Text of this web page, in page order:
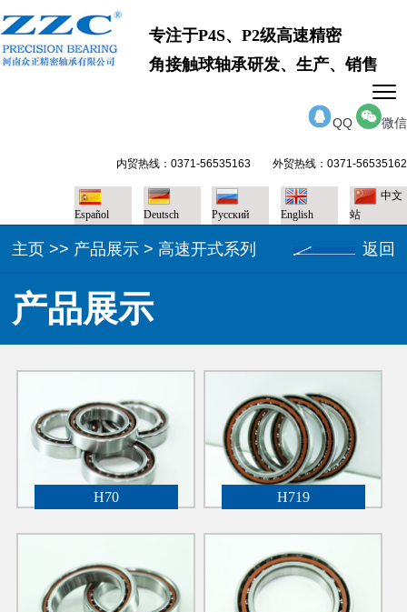
专注于P4S、P2级高速精密
角接触球轴承研发、生产、销售
QQ 微信
内贸热线：0371-56535163 外贸热线：0371-56535162
中文
站
English
Pусский
Deutsch
Español
主页 >> 产品展示 > 高速开式系列 返回
产品展示
H70 H719